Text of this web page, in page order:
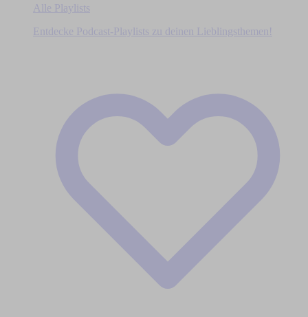
Alle Playlists
Entdecke Podcast-Playlists zu deinen Lieblingsthemen!